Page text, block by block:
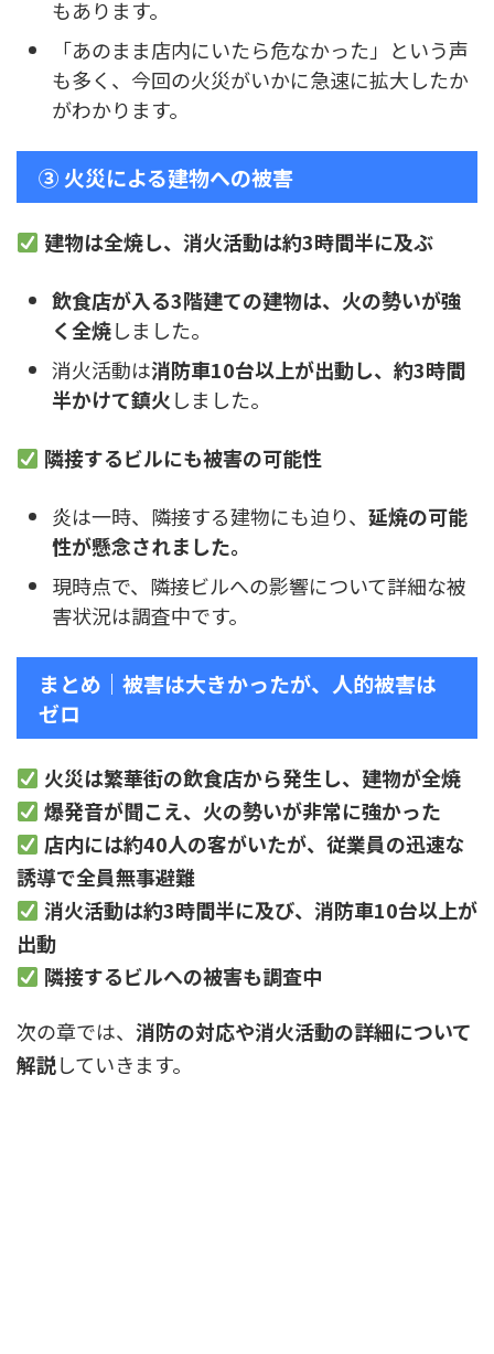
もあります。
「あのまま店内にいたら危なかった」という声
も多く、今回の火災がいかに急速に拡大したか
がわかります。
③ 火災による建物への被害
建物は全焼し、消火活動は約3時間半に及ぶ
飲食店が入る3階建ての建物は、火の勢いが強
く全焼しました。
消火活動は消防車10台以上が出動し、約3時間
半かけて鎮火しました。
隣接するビルにも被害の可能性
炎は一時、隣接する建物にも迫り、 延焼の可能
性が懸念されました。
現時点で、隣接ビルへの影響について詳細な被
害状況は調査中です。
まとめ｜被害は大きかったが、人的被害は
ゼロ
火災は繁華街の飲食店から発生し、建物が全焼
爆発音が聞こえ、火の勢いが非常に強かった
店内には約40人の客がいたが、従業員の迅速な
誘導で全員無事避難
消火活動は約3時間半に及び、消防車10台以上が
出動
隣接するビルへの被害も調査中
次の章では、 消防の対応や消火活動の詳細について
解説していきます。